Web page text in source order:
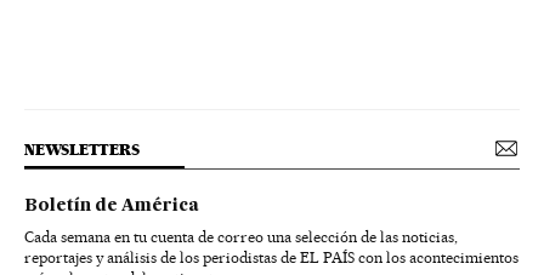
NEWSLETTERS
Boletín de América
Cada semana en tu cuenta de correo una selección de las noticias,
reportajes y análisis de los periodistas de EL PAÍS con los acontecimientos